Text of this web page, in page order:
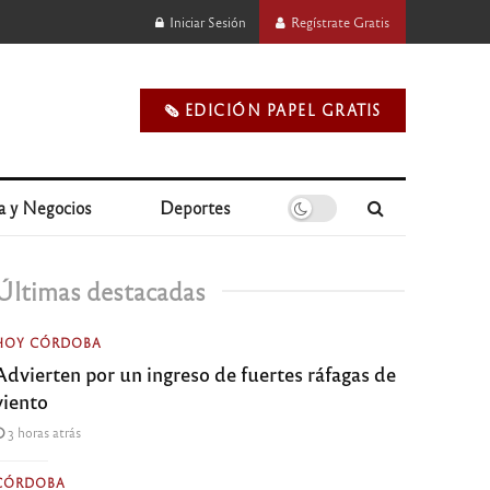
Iniciar Sesión Regístrate Gratis
🗞️ EDICIÓN PAPEL GRATIS
y Negocios Deportes
destacadas
CÓRDOBA
por un ingreso de fuertes ráfagas de
3 horas atrás